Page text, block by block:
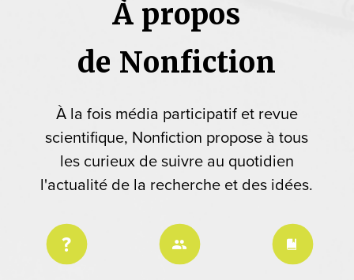
À propos
de Nonfiction
À la fois média participatif et revue
scientifique, Nonfiction propose à tous
les curieux de suivre au quotidien
l'actualité de la recherche et des idées.